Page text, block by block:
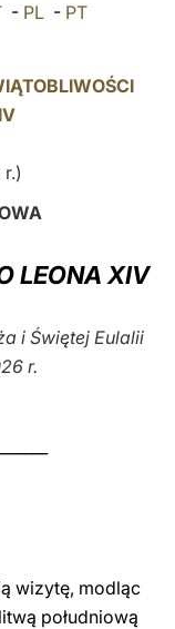
POLSKI
LATINE
- PL - PT
LEONA XIV
i Świętej Eulalii
r.
wizytę, modląc
południową